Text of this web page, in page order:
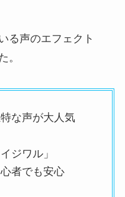
る声のエフェクト
。
な声が大人気
ジワル」
者でも安心